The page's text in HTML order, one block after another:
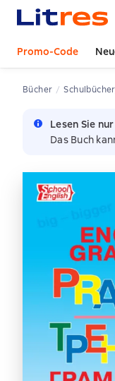
Promo-Code
Bücher
Lesen Sie
Das Buch